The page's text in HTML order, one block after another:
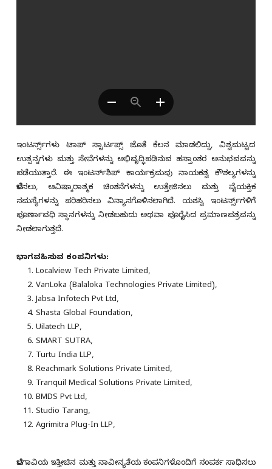
ಇಂಟರ್ನ್ಸ್‌ಗಳು ಟಾಪ್ ಸ್ಟಾರ್ಟಪ್ಸ್ ಜೊತೆ ಕೆಲಸ ಮಾಡಲಿದ್ದು, ವಿಶ್ವಮಟ್ಟದ
ಉತ್ಪನ್ನಗಳು ಮತ್ತು ಸೇವೆಗಳನ್ನು ಅಭಿವೃದ್ಧಿಪಡಿಸುವ ಹಸ್ತಾಂತರ ಅನುಭವವನ್ನು
ಪಡೆಯುತ್ತಾರೆ. ಈ ಇಂಟರ್ನ್‌ಶಿಪ್ ಕಾರ್ಯಕ್ರಮವು ನಾಯಕತ್ವ ಕೌಶಲ್ಯಗಳನ್ನು
ಬೆಳೆಸಲು, ಆವಿಷ್ಕಾರಾತ್ಮಕ ಚಿಂತನೆಗಳನ್ನು ಉತ್ತೇಜಿಸಲು ಮತ್ತು ವೈಯಕ್ತಿಕ
ಸಮಸ್ಯೆಗಳನ್ನು ಪರಿಹರಿಸಲು ವಿನ್ಯಾಸಗೊಳಿಸಲಾಗಿದೆ. ಯಶಸ್ವಿ ಇಂಟರ್ನ್ಸ್‌ಗಳಿಗೆ
ಪೂರ್ಣಾವಧಿ ಸ್ಥಾನಗಳನ್ನು ನೀಡಬಹುದು ಅಥವಾ ಪೂರೈಸಿದ ಪ್ರಮಾಣಪತ್ರವನ್ನು
ನೀಡಲಾಗುತ್ತದೆ.
ಭಾಗವಹಿಸುವ ಕಂಪನಿಗಳು:
Localview Tech Private Limited,
VanLoka (Balaloka Technologies Private Limited),
Jabsa Infotech Pvt Ltd,
Shasta Global Foundation,
Uilatech LLP,
SMART SUTRA,
Turtu India LLP,
Reachmark Solutions Private Limited,
Tranquil Medical Solutions Private Limited,
BMDS Pvt Ltd,
Studio Tarang,
Agrimitra Plug-In LLP,
ಬೆಳಗಾವಿಯ ಇತ್ತೀಚಿನ ಮತ್ತು ನಾವೀನ್ಯತೆಯ ಕಂಪನಿಗಳೊಂದಿಗೆ ಸಂಪರ್ಕ ಸಾಧಿಸಲು